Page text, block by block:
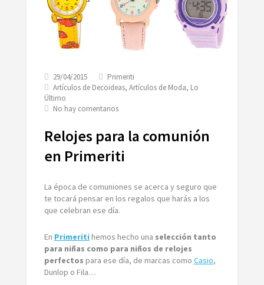
29/04/2015
Primeriti
Artículos de Decoideas, Artículos de Moda, Lo
Último
No hay comentariosen
para
la
comunión
en
Relojes para la comunión
en Primeriti
La época de comuniones se acerca y seguro que
te tocará pensar en los regalos que harás a los
que celebran ese día.
En Primeriti hemos hecho una selección tanto
para niñas como para niños de relojes
perfectos para ese día, de marcas como Casio,
Dunlop o Fila…